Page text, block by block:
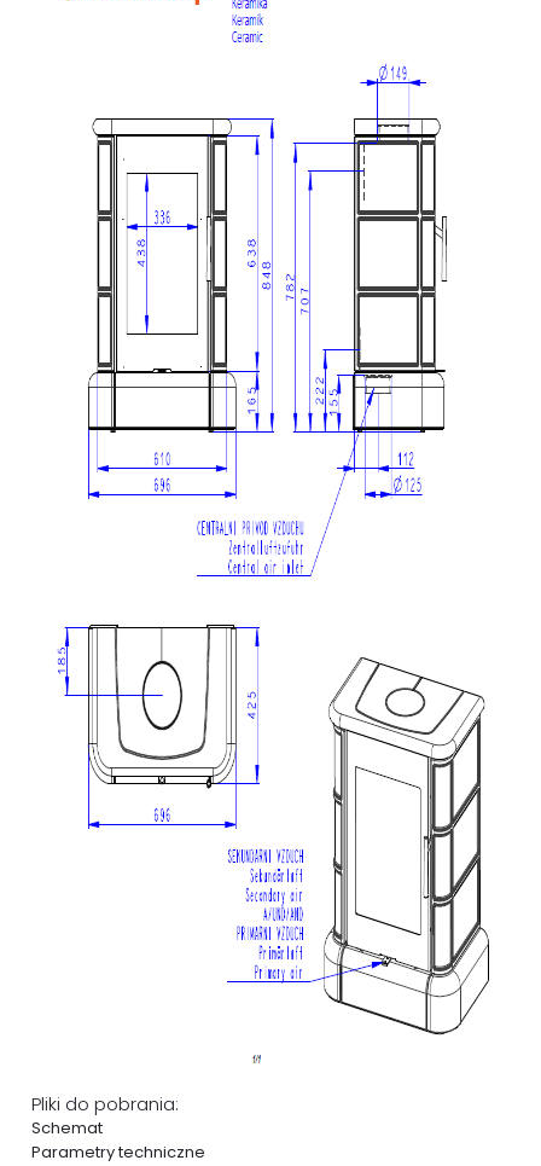
Pliki do pobrania:
Schemat
Parametry techniczne